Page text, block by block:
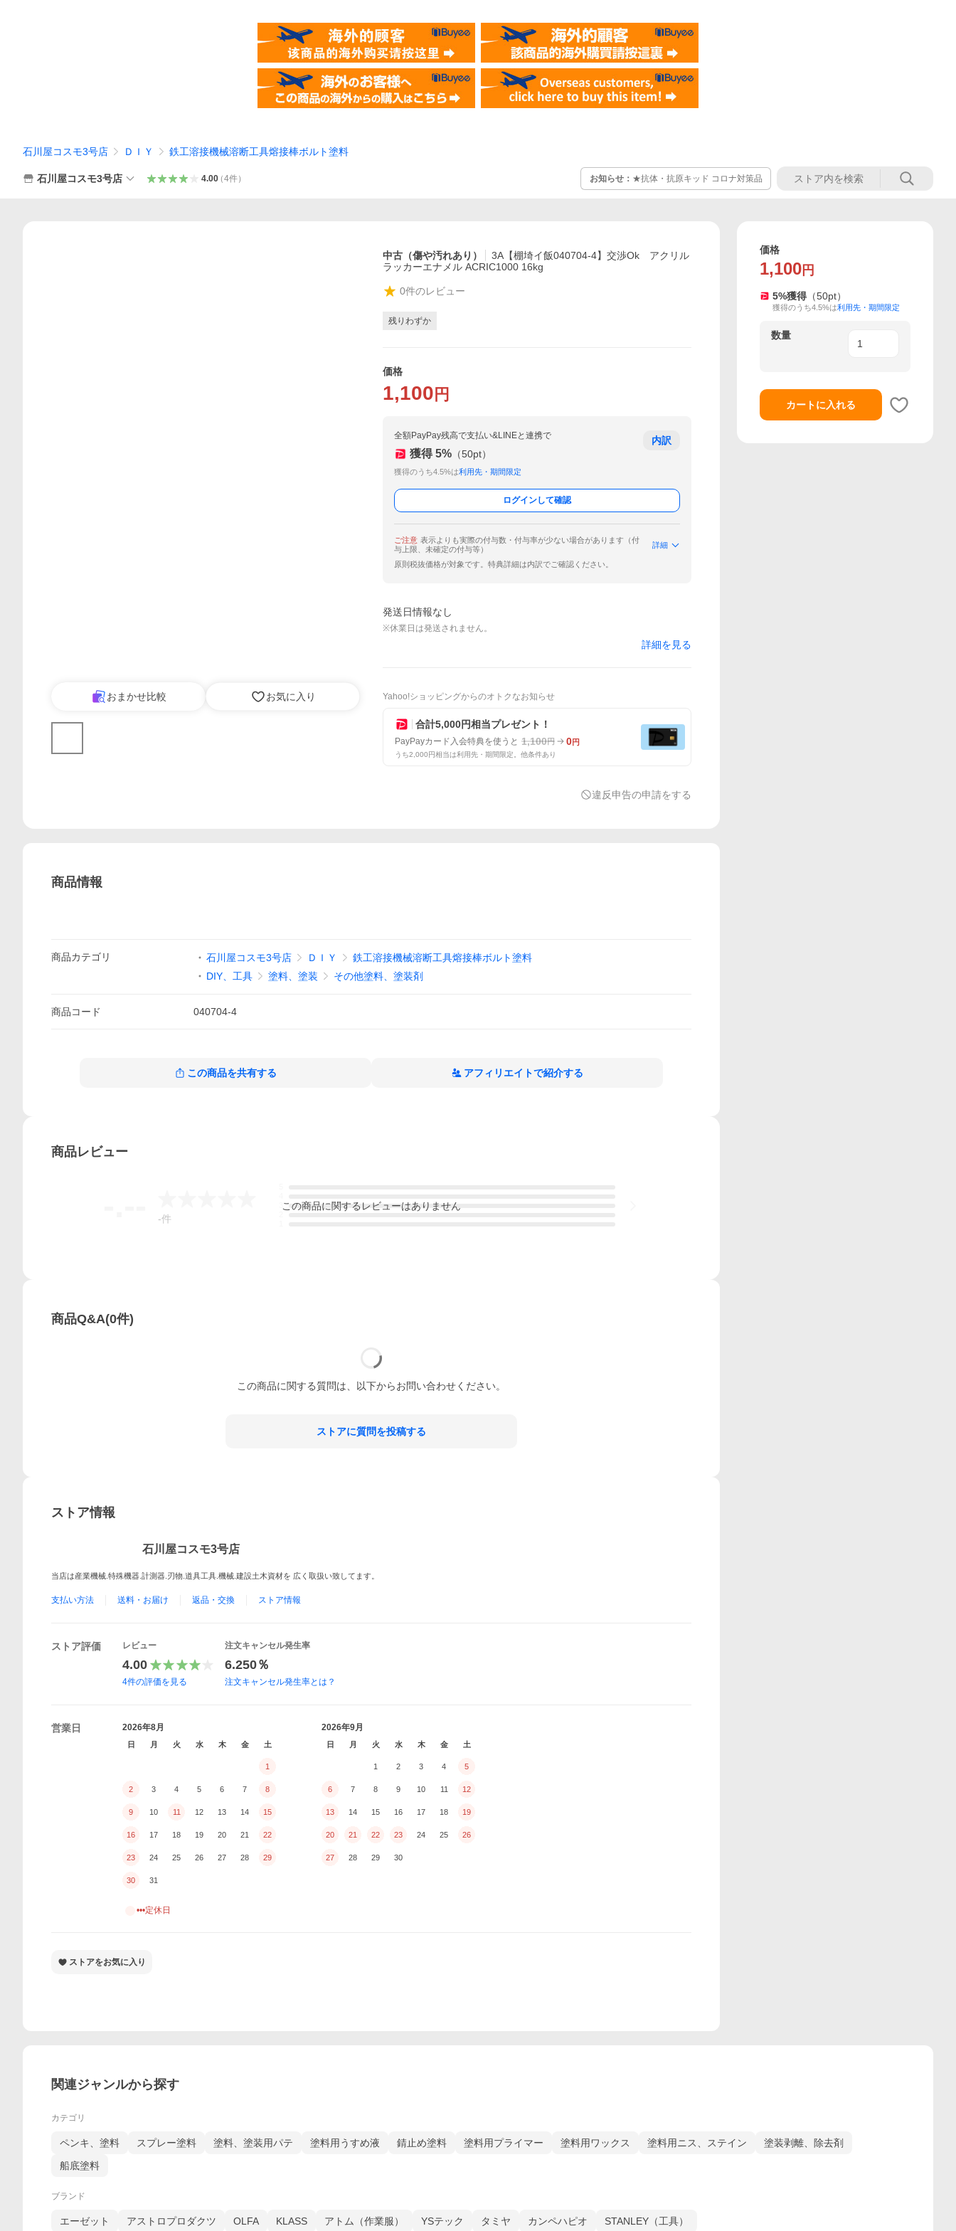
石川屋コスモ3号店 ＤＩＹ 鉄工溶接機械溶断工具熔接棒ボルト塗料
石川屋コスモ3号店 4.00（4件） お知らせ： ★抗体・抗原キッド コロナ対策品
おまかせ比較 お気に入り
中古（傷や汚れあり）
3A【棚埼イ飯040704-4】交渉Ok アクリル
ラッカーエナメル ACRIC1000 16kg
0件のレビュー
残りわずか
価格
1,100 円
全額PayPay残高で支払い&LINEと連携で
獲得 5% （50pt）
獲得のうち4.5%は利用先・期間限定
内訳
ログインして確認
ご注意 表示よりも実際の付与数・付与率が少ない場合があります（付
与上限、未確定の付与等）
詳細
原則税抜価格が対象です。特典詳細は内訳でご確認ください。
発送日情報なし
※休業日は発送されません。
詳細を見る
Yahoo!ショッピングからのオトクなお知らせ
合計5,000円相当プレゼント！
PayPayカード入会特典を使うと 1,100円 0円
うち2,000円相当は利用先・期間限定。他条件あり
違反申告の申請をする
商品情報
商品カテゴリ 石川屋コスモ3号店 ＤＩＹ
鉄工溶接機械溶断工具熔接棒ボルト塗料
DIY、工具
塗料、塗装 その他塗料、塗装剤
商品コード 040704-4
この商品を共有する アフィリエイトで紹介する
商品レビュー
-件
この商品に関するレビューはありません
商品Q&A(0件)
この商品に関する質問は、以下からお問い合わせください。
ストアに質問を投稿する
ストア情報
石川屋コスモ3号店
当店は産業機械.特殊機器.計測器.刃物.道具工具.機械.建設土木資材を 広く取扱い致してます。
支払い方法 送料・お届け 返品・交換 ストア情報
ストア評価 レビュー
4.00
4件の評価を見る
注文キャンセル発生率
6.250％
注文キャンセル発生率とは？
営業日 2026年8月
日 月 火 水 木 金 土
1
2 3 4 5 6 7 8
9 10 11 12 13 14 15
16 17 18 19 20 21 22
23 24 25 26 27 28 29
30 31
2026年9月
日 月 火 水 木 金 土
1 2 3 4 5
6 7 8 9 10 11 12
13 14 15 16 17 18 19
20 21 22 23 24 25 26
27 28 29 30
•••定休日
ストアをお気に入り
価格
1,100 円
5%獲得 （50pt）
獲得のうち4.5%は利用先・期間限定
数量
カートに入れる
関連ジャンルから探す
カテゴリ
ペンキ、塗料 スプレー塗料 塗料、塗装用パテ 塗料用うすめ液 錆止め塗料 塗料用プライマー 塗料用ワックス 塗料用ニス、ステイン
塗装剥離、除去剤
船底塗料
ブランド
エーゼット アストロプロダクツ OLFA KLASS アトム（作業服） YSテック タミヤ カンペハピオ STANLEY（工具）